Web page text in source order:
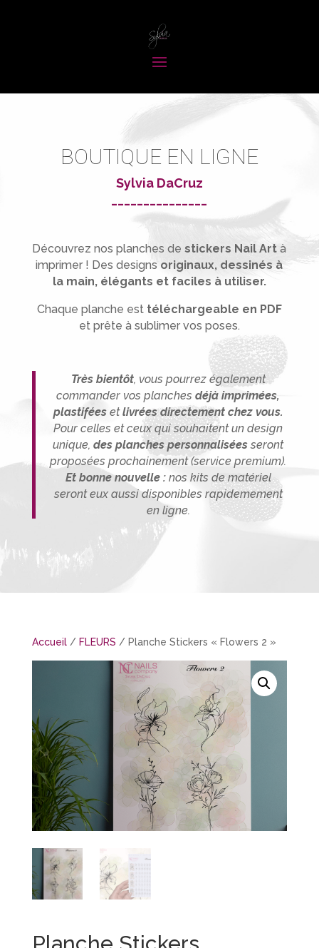
BOUTIQUE EN LIGNE
Sylvia DaCruz
_______________
Découvrez nos planches destickers Nail Art à
imprimer ! Des designs originaux, dessinés à
la main, élégants et faciles à utiliser.
Chaque planche est téléchargeable en PDF
et prête à sublimer vos poses.
Très bientôt, vous pourrez également
commander vos planchesdéjà imprimées,
plastiféesetlivrées directement chez vous.
Pour celles et ceux qui souhaitent un design
unique,des planches personnaliséesseront
proposées prochainement (service premium).
Et bonne nouvelle : nos kits de matériel
seront eux aussi disponibles rapidemement
en ligne.
Accueil/ FLEURS / Planche Stickers « Flowers 2 »